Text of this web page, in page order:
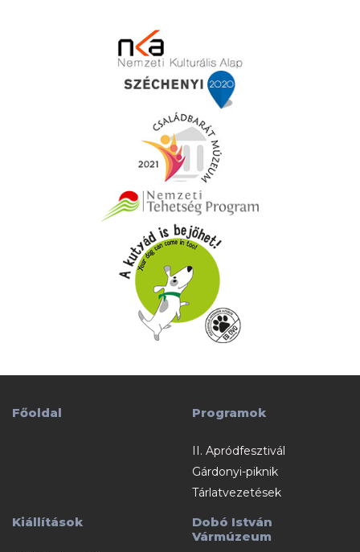
Főoldal Programok
II. Apródfesztivál
Gárdonyi-piknik
Tárlatvezetések
Kiállítások
Dobó István
Vármúzeum